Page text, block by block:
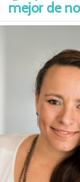
mejor de